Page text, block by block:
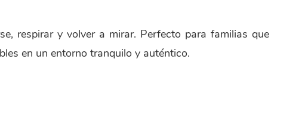
respirar y volver a mirar. Perfecto para familias que
en un entorno tranquilo y auténtico.